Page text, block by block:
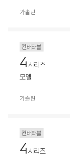
가솔린
컨버터블
4시리즈
모델
가솔린
컨버터블
4시리즈